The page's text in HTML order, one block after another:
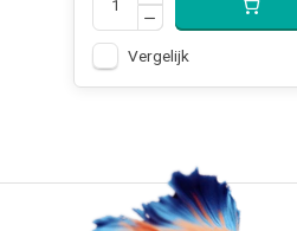
Vergelijk
Eenfysieke winkelin IJmuiden